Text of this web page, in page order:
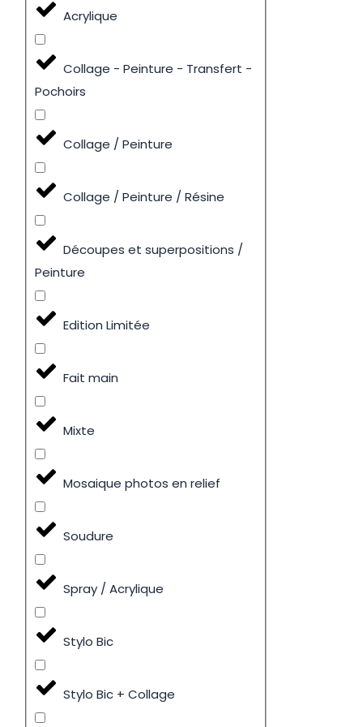
Acrylique
Collage - Peinture - Transfert -
Pochoirs
Collage / Peinture
Collage / Peinture / Résine
Découpes et superpositions /
Peinture
Edition Limitée
Fait main
Mixte
Mosaique photos en relief
Soudure
Spray / Acrylique
Stylo Bic
Stylo Bic + Collage